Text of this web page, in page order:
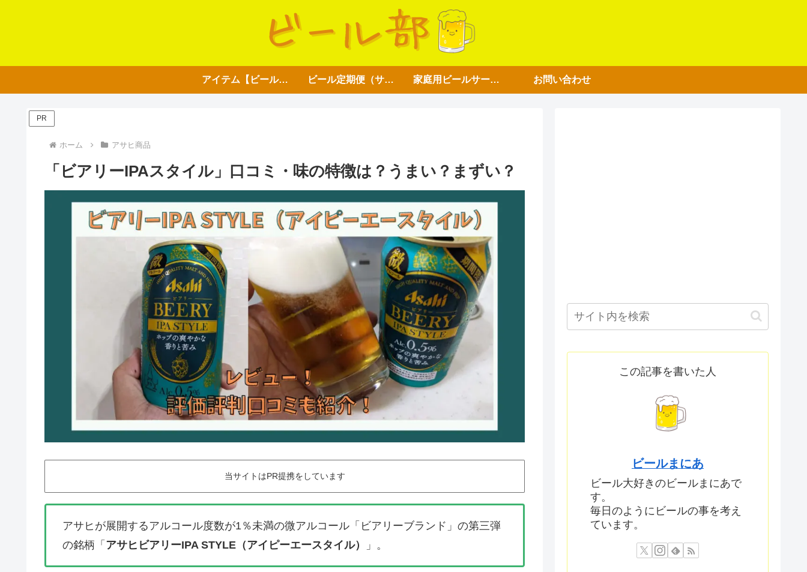
アイテム【ビール好き用】 ビール定期便（サブスク） 家庭用ビールサーバー お問い合わせ
PR
ホーム アサヒ商品
「ビアリーIPAスタイル」口コミ・味の特徴は？うまい？まずい？
当サイトはPR提携をしています
アサヒが展開するアルコール度数が1％未満の微アルコール「ビアリーブランド」の第三弾
の銘柄「 アサヒビアリーIPA STYLE（アイピーエースタイル） 」。
この記事を書いた人
ビールまにあ
ビール大好きのビールまにあで
す。
毎日のようにビールの事を考え
ています。